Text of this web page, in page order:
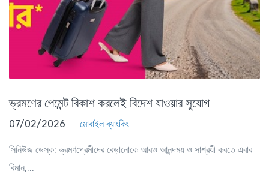
ভ্রমণের পেমেন্ট বিকাশ করলেই বিদেশ যাওয়ার সুযোগ
07/02/2026 মোবাইল ব্যাংকিং
সিনিউজ ডেস্ক: ভ্রমণপ্রেমীদের বেড়ানোকে আরও আনন্দময় ও সাশ্রয়ী করতে এবার
বিমান,...